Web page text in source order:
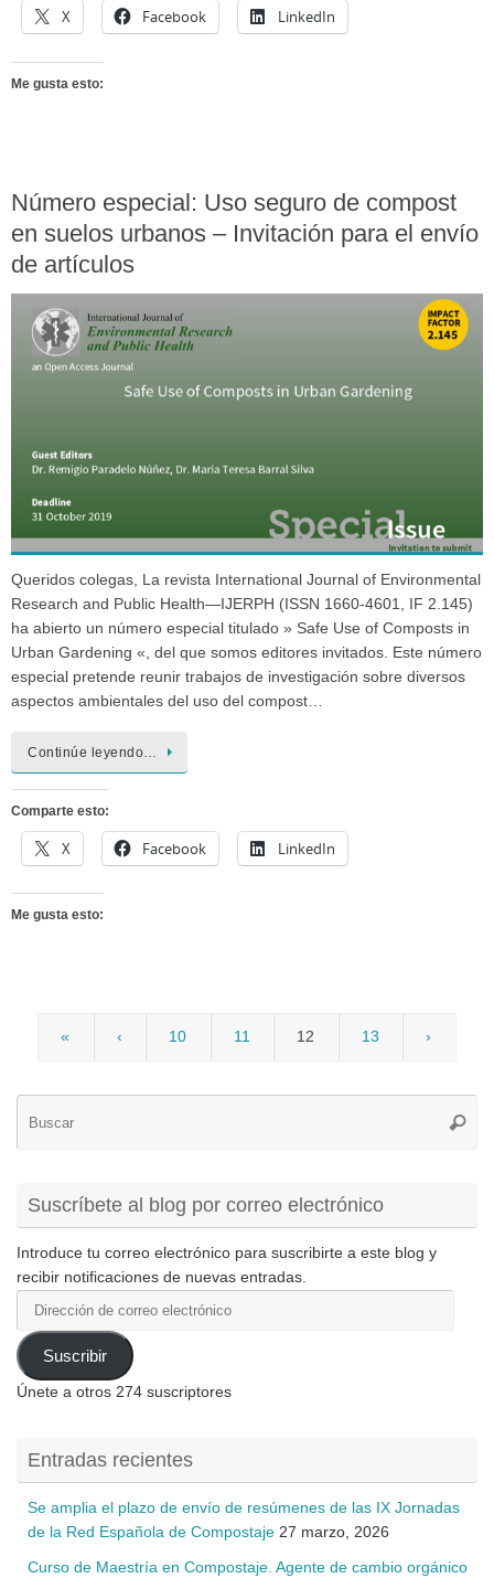
X Facebook LinkedIn
Me gusta esto:
Número especial: Uso seguro de compost
en suelos urbanos – Invitación para el envío
de artículos
Queridos colegas, La revista International Journal of Environmental
Research and Public Health—IJERPH (ISSN 1660-4601, IF 2.145)
ha abierto un número especial titulado » Safe Use of Composts in
Urban Gardening «, del que somos editores invitados. Este número
especial pretende reunir trabajos de investigación sobre diversos
aspectos ambientales del uso del compost…
Continúe leyendo…
Comparte esto:
X Facebook LinkedIn
Me gusta esto:
« ‹ 10 11 12 13 ›
Suscríbete al blog por correo electrónico
Introduce tu correo electrónico para suscribirte a este blog y
recibir notificaciones de nuevas entradas.
Dirección
de
correo
electrónico
Suscribir
Únete a otros 274 suscriptores
Entradas recientes
Se amplia el plazo de envío de resúmenes de las IX Jornadas
de la Red Española de Compostaje 27 marzo, 2026
Curso de Maestría en Compostaje. Agente de cambio orgánico